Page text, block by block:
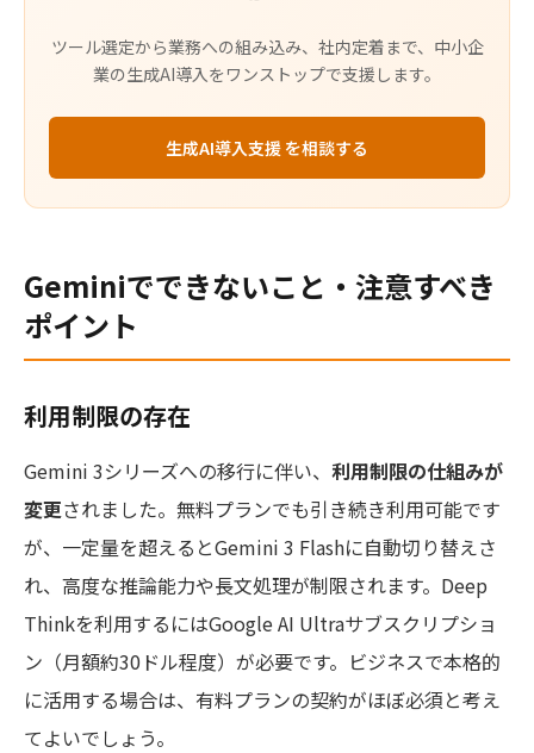
ツール選定から業務への組み込み、社内定着まで、中小企
業の生成AI導入をワンストップで支援します。
生成AI導入支援 を相談する
Geminiでできないこと・注意すべき
ポイント
利用制限の存在
Gemini 3シリーズへの移行に伴い、 利用制限の仕組みが
変更されました。無料プランでも引き続き利用可能です
が、一定量を超えるとGemini 3 Flashに自動切り替えさ
れ、高度な推論能力や長文処理が制限されます。Deep
Thinkを利用するにはGoogle AI Ultraサブスクリプショ
ン（月額約30ドル程度）が必要です。ビジネスで本格的
に活用する場合は、有料プランの契約がほぼ必須と考え
てよいでしょう。